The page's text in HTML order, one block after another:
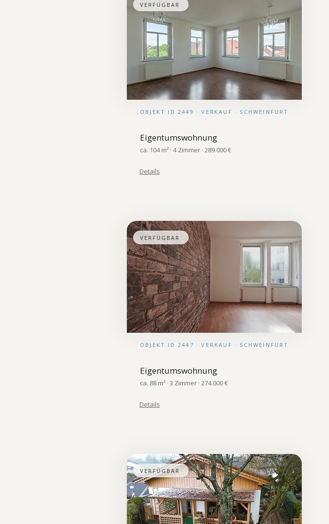
VERFÜGBAR
OBJEKT ID 2449 · VERKAUF · SCHWEINFURT
Eigentumswohnung
ca. 104 m² · 4 Zimmer · 289.000 €
Details
VERFÜGBAR
OBJEKT ID 2447 · VERKAUF · SCHWEINFURT
Eigentumswohnung
ca. 88 m² · 3 Zimmer · 274.000 €
Details
VERFÜGBAR